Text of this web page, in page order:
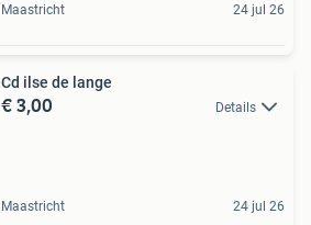
Maastricht 24 jul 26
Cd ilse de lange
€ 3,00 Details
Maastricht 24 jul 26